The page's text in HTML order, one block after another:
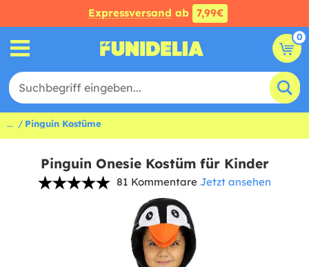
Expressversand ab 7,99€
0
... Pinguin Kostüme
Pinguin Onesie Kostüm für Kinder
81 Kommentare Jetzt ansehen